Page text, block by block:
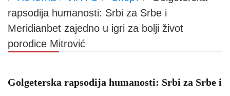
rapsodija humanosti: Srbi za Srbe i
Meridianbet zajedno u igri za bolji život
porodice Mitrović
Golgeterska rapsodija humanosti: Srbi za Srbe i